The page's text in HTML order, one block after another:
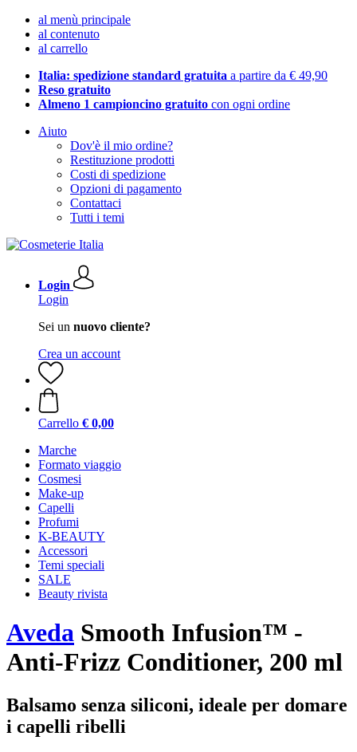
al menù principale
al contenuto
al carrello
Italia: spedizione standard gratuita a partire da € 49,90
Reso gratuito
Almeno 1 campioncino gratuito con ogni ordine
Aiuto
Dov'è il mio ordine?
Restituzione prodotti
Costi di spedizione
Opzioni di pagamento
Contattaci
Tutti i temi
Login
Login
Sei un nuovo cliente?
Crea un account
Carrello € 0,00
Marche
Formato viaggio
Cosmesi
Make-up
Capelli
Profumi
K-BEAUTY
Accessori
Temi speciali
SALE
Beauty rivista
Aveda Smooth Infusion™ -
Anti-Frizz Conditioner, 200 ml
Balsamo senza siliconi, ideale per domare
i capelli ribelli